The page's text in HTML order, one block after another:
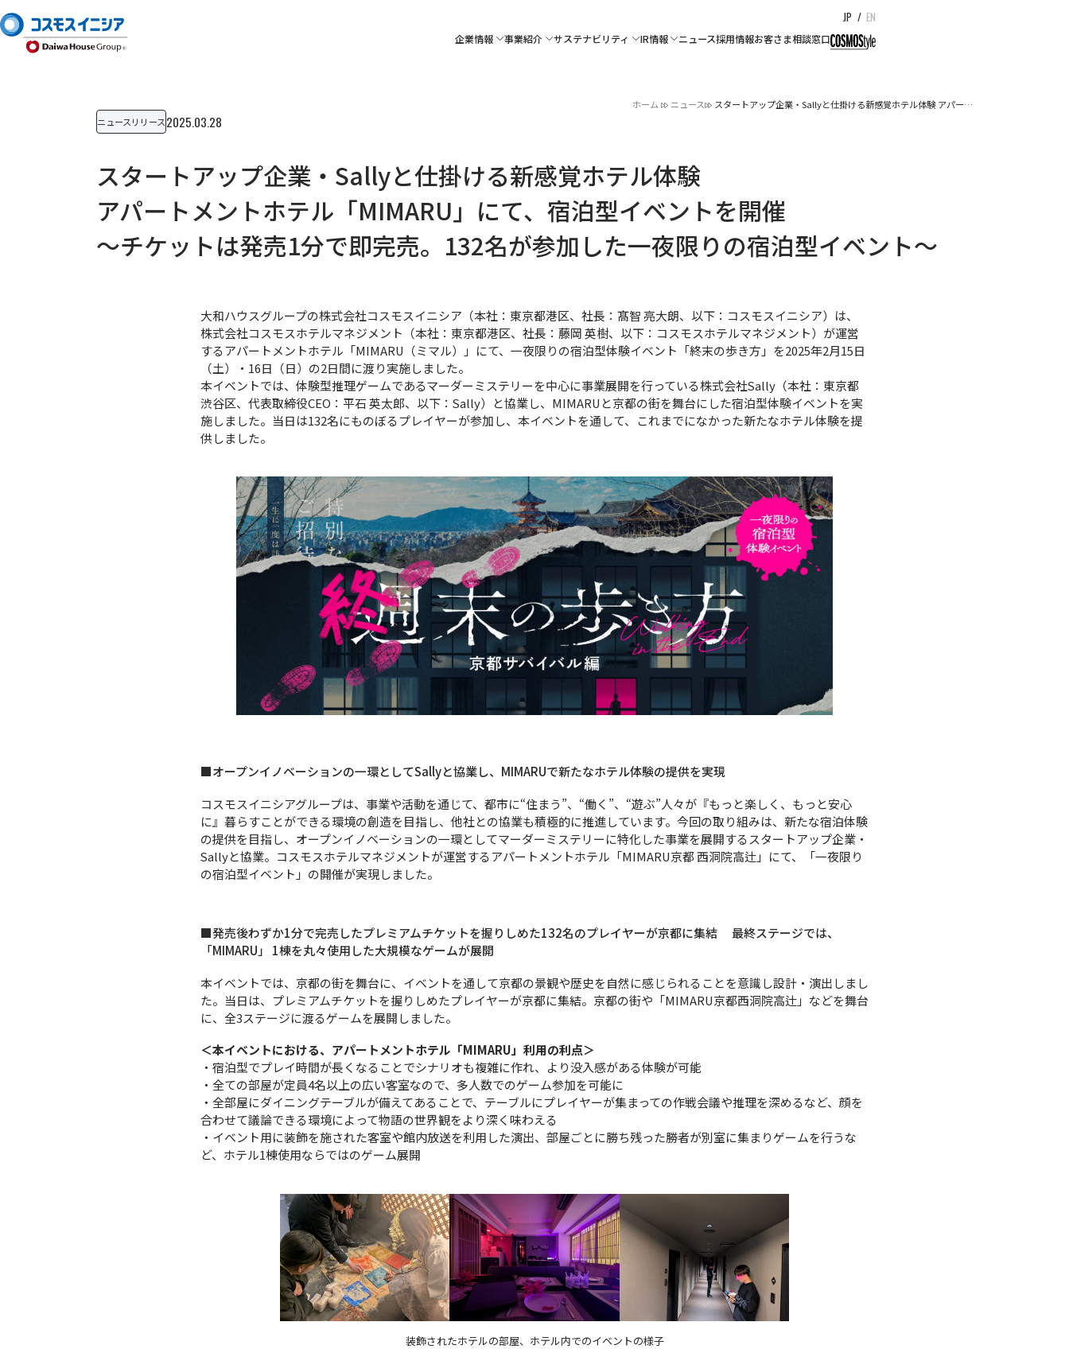
企業情報 事業紹介 サステナビリティ IR情報 ニュース採用情報お客さま相談窓口
JP / EN
ホーム ニュース
スタートアップ企業・Sallyと仕掛ける新感覚ホテル体験 アパー…
ニュースリリース2025.03.28
スタートアップ企業・Sallyと仕掛ける新感覚ホテル体験
アパートメントホテル「MIMARU」にて、宿泊型イベントを開催
～チケットは発売1分で即完売。132名が参加した一夜限りの宿泊型イベント～
大和ハウスグループの株式会社コスモスイニシア（本社：東京都港区、社長：髙智 亮大朗、以下：コスモスイニシア）は、
株式会社コスモスホテルマネジメント（本社：東京都港区、社長：藤岡 英樹、以下：コスモスホテルマネジメント）が運営
するアパートメントホテル「MIMARU（ミマル）」にて、一夜限りの宿泊型体験イベント「終末の歩き方」を2025年2月15日
（土）・16日（日）の2日間に渡り実施しました。
本イベントでは、体験型推理ゲームであるマーダーミステリーを中心に事業展開を行っている株式会社Sally（本社：東京都
渋谷区、代表取締役CEO：平石 英太郎、以下：Sally）と協業し、MIMARUと京都の街を舞台にした宿泊型体験イベントを実
施しました。当日は132名にものぼるプレイヤーが参加し、本イベントを通して、これまでになかった新たなホテル体験を提
供しました。
■オープンイノベーションの一環としてSallyと協業し、MIMARUで新たなホテル体験の提供を実現
コスモスイニシアグループは、事業や活動を通じて、都市に“住まう”、“働く”、“遊ぶ”人々が『もっと楽しく、もっと安心
に』暮らすことができる環境の創造を目指し、他社との協業も積極的に推進しています。今回の取り組みは、新たな宿泊体験
の提供を目指し、オープンイノベーションの一環としてマーダーミステリーに特化した事業を展開するスタートアップ企業・
Sallyと協業。コスモスホテルマネジメントが運営するアパートメントホテル「MIMARU京都 西洞院高辻」にて、「一夜限り
の宿泊型イベント」の開催が実現しました。
■発売後わずか1分で完売したプレミアムチケットを握りしめた132名のプレイヤーが京都に集結 最終ステージでは、
「MIMARU」 1棟を丸々使用した大規模なゲームが展開
本イベントでは、京都の街を舞台に、イベントを通して京都の景観や歴史を自然に感じられることを意識し設計・演出しまし
た。当日は、プレミアムチケットを握りしめたプレイヤーが京都に集結。京都の街や「MIMARU京都西洞院高辻」などを舞台
に、全3ステージに渡るゲームを展開しました。
＜本イベントにおける、アパートメントホテル「MIMARU」利用の利点＞
・宿泊型でプレイ時間が長くなることでシナリオも複雑に作れ、より没入感がある体験が可能
・全ての部屋が定員4名以上の広い客室なので、多人数でのゲーム参加を可能に
・全部屋にダイニングテーブルが備えてあることで、テーブルにプレイヤーが集まっての作戦会議や推理を深めるなど、顔を
合わせて議論できる環境によって物語の世界観をより深く味わえる
・イベント用に装飾を施された客室や館内放送を利用した演出、部屋ごとに勝ち残った勝者が別室に集まりゲームを行うな
ど、ホテル1棟使用ならではのゲーム展開
装飾されたホテルの部屋、ホテル内でのイベントの様子